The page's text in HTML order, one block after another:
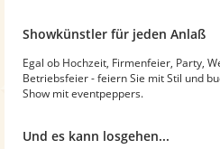
Showkünstler für jeden Anlaß
Egal ob Hochzeit, Firmenfeier, Party,
Betriebsfeier - feiern Sie mit Stil und
Show mit eventpeppers.
Und es kann losgehen...